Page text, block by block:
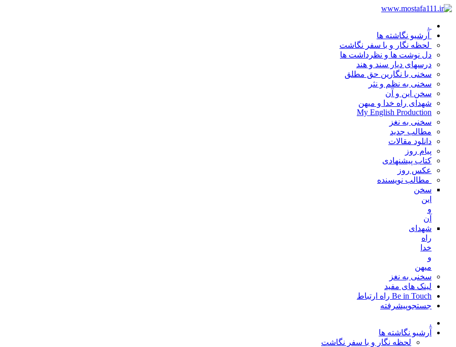
.
آرشیو نگاشته ها
لحظه نگار و با سفر نگاشت
دل نوشت ها و نظرداشت ها
درسهای دیار سند و هند
سخنی با نگارین حق مطلق
سخنی به نظم و نثر
سخن این و آن
شهدای راه خدا و میهن
My English Production
سخنی به نغز
مطالب جدید
دانلود مقالات
پیام روز
کتاب پیشنهادی
عکس روز
مطالب نویسنده
سخن
این
و
آن
شهدای
راه
خدا
و
میهن
سخنی به نغز
لینک های مفید
Be in Touch راه ارتباط
جستجوپیشرفته
.
آرشیو نگاشته ها
لحظه نگار و با سفر نگاشت